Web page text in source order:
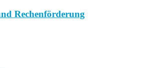
Rechenförderung